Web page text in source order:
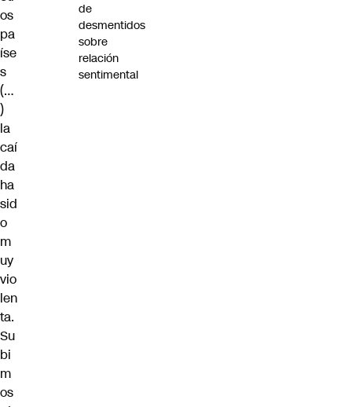
os
pa
íse
s
(…
)
la
caí
da
ha
sid
o
m
uy
vio
len
ta.
Su
bi
m
os
de
desmentidos
sobre
relación
sentimental